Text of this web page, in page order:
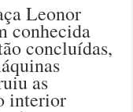
Leonor
conhecida
concluídas,
as
interior